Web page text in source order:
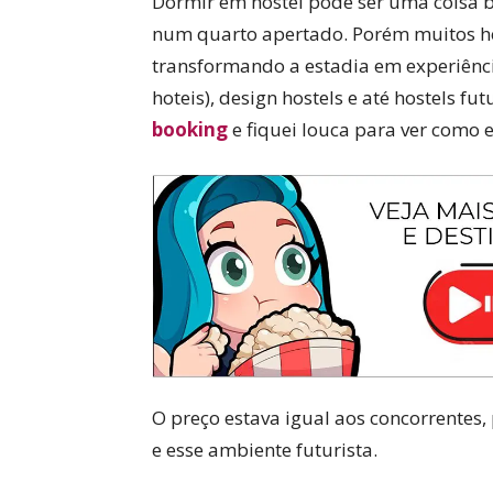
num quarto apertado. Porém muitos
transformando a estadia em
hoteis), design hostels e até hostels
bookinge fiquei louca para ver como
O preço estava igual aos
e esse ambiente futurista.